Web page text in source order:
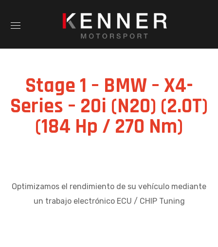
Stage 1 – BMW – X4-
Series – 20i (N20) (2.0T)
(184 Hp / 270 Nm)
Optimizamos el rendimiento de su vehículo mediante
un trabajo electrónico ECU / CHIP Tuning